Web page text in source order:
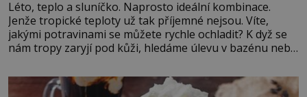
Léto, teplo a sluníčko. Naprosto ideální kombinace.
Jenže tropické teploty už tak příjemné nejsou. Víte,
jakými potravinami se můžete rychle ochladit? K dyž se
nám tropy zaryjí pod kůži, hledáme úlevu v bazénu nebo
blízkosti. Nemusíte však zoufat. Pokud budete mít
promyšlený jídelníček, žadné pařáky si na vás